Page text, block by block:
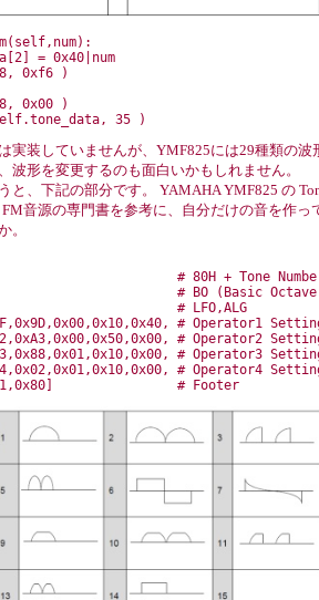
= 0x40|num
0xf6 )
0x00 )
実装していませんが、YMF825には29種類の波
波形を変更するのも面白いかもしれません。
と、下記の部分です。 YAMAHA YMF825 の
FM音源の専門書を参考に、自分だけの音を作っ
。
# 80H + Tone
# BO (Basic
# LFO,ALG
# Operator1
# Operator2
# Operator3
# Operator4
  0x80,0x03,0x81,0x80]                # Footer